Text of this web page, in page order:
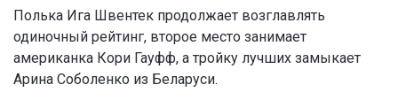
Полька Ига Швентек продолжает возглавлять
одиночный рейтинг, второе место занимает
американка Кори Гауфф, а тройку лучших замыкает
Арина Соболенко из Беларуси.